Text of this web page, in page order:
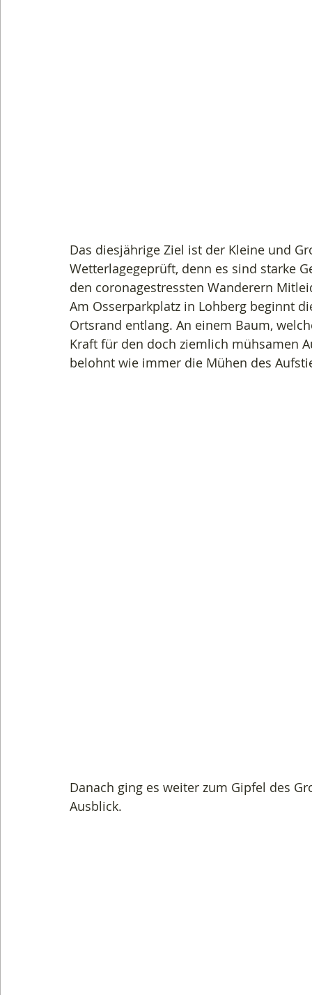
Das diesjährige Ziel ist der Kleine und
Wetterlagegeprüft, denn es sind starke
den coronagestressten Wanderern
Am Osserparkplatz in Lohberg beginnt
Ortsrand entlang. An einem Baum,
Kraft für den doch ziemlich mühsamen
belohnt wie immer die Mühen des
Danach ging es weiter zum Gipfel des
Ausblick.